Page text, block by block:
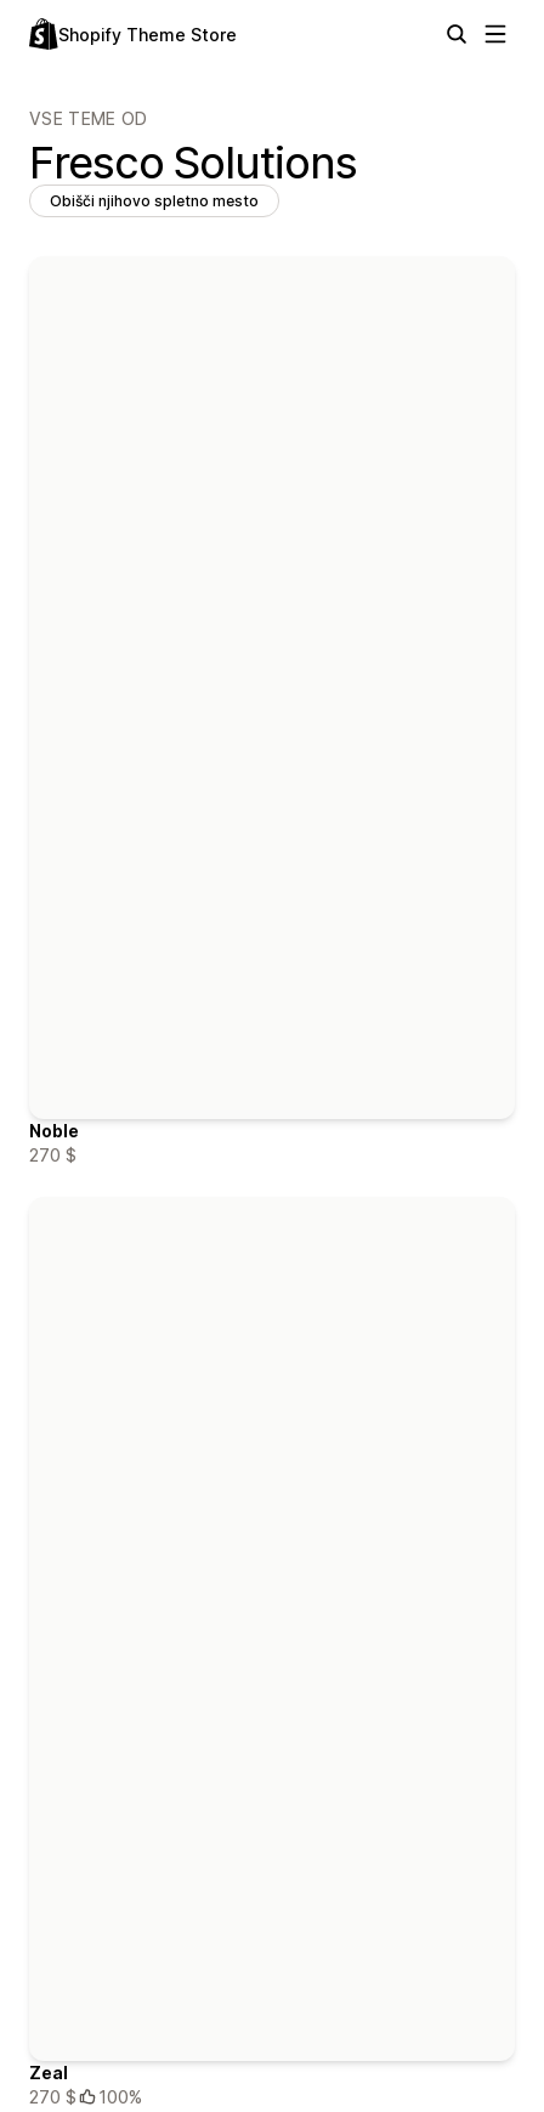
Shopify Theme Store
VSE TEME OD
Fresco Solutions
Obišči njihovo spletno mesto
Noble
270 $
Zeal
270 $
100%